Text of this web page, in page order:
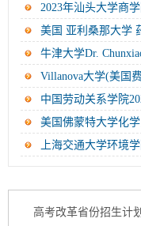
瘤...2023年汕头大学商
美国 亚利桑那大学
牛津大学Dr.
Villanova大学(美国
中国劳动关系学院
美国佛蒙特大学化
士...
上海交通大学环境
高考改革省份招生计